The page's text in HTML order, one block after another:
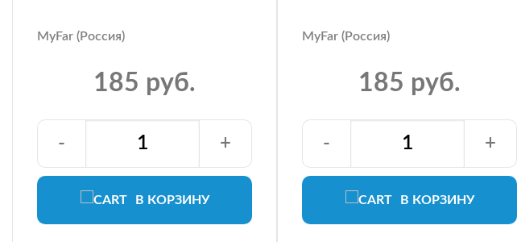
MyFar (Россия)
185 руб.
В КОРЗИНУ
- +
MyFar (Россия)
185 руб.
В КОРЗИНУ
- +